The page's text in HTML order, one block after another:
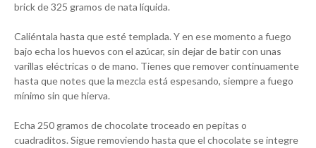
brick de 325 gramos de nata líquida.
Caliéntala hasta que esté templada. Y en ese momento a fuego
bajo echa los huevos con el azúcar, sin dejar de batir con unas
varillas eléctricas o de mano. Tienes que remover continuamente
hasta que notes que la mezcla está espesando, siempre a fuego
mínimo sin que hierva.
Echa 250 gramos de chocolate troceado en pepitas o
cuadraditos. Sigue removiendo hasta que el chocolate se integre